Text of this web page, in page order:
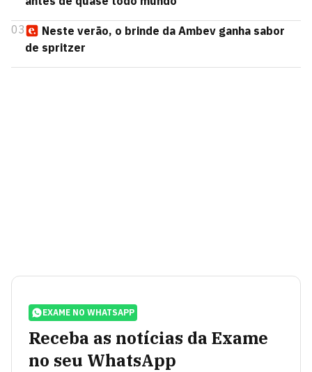
03
Neste verão, o brinde da Ambev ganha sabor
de spritzer
EXAME NO WHATSAPP
Receba as notícias da Exame
no seu WhatsApp